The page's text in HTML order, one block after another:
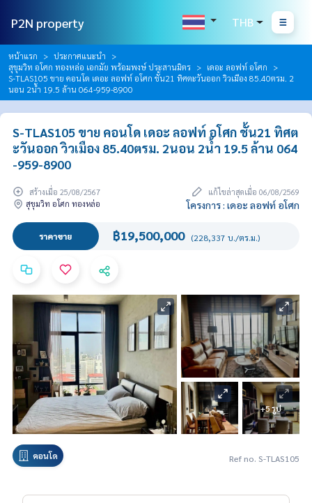
P2N property THB
หน้าแรก
ประกาศแนะนำ
สุขุมวิท อโศก ทองหล่อ เอกมัย พร้อมพงษ์ ประสานมิตร
เดอะ ลอฟท์ อโศก
S-TLAS105 ขาย คอนโด เดอะ ลอฟท์ อโศก ชั้น21 ทิศตะวันออก วิวเมือง 85.40ตรม. 2
นอน 2น้ำ 19.5 ล้าน 064-959-8900
S-TLAS105 ขาย คอนโด เดอะ ลอฟท์ อโศก ชั้น21 ทิศต
ะวันออก วิวเมือง 85.40ตรม. 2นอน 2น้ำ 19.5 ล้าน 064
-959-8900
สร้างเมื่อ 25/08/2567
แก้ไขล่าสุดเมื่อ 06/08/2569
สุขุมวิท อโศก ทองหล่อ
โครงการ : เดอะ ลอฟท์ อโศก
ราคาขาย ฿19,500,000 (228,337 บ./ตร.ม.)
+5 รูป
คอนโด Ref no. S-TLAS105